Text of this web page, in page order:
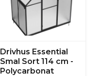
Drivhus Essential
Smal Sort 114 cm -
Polycarbonat